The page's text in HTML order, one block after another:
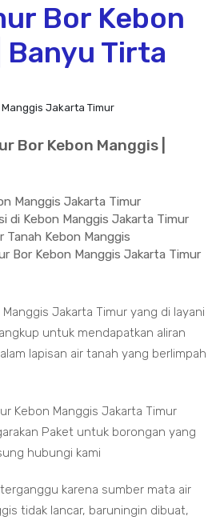
Bor Kebon
Banyu Tirta
Jakarta Timur
Bor Kebon Manggis |
Manggis Jakarta Timur
di Kebon Manggis Jakarta Timur
Tanah Kebon Manggis
Bor Kebon Manggis Jakarta Timur
Jakarta Timur yang di layani
untuk mendapatkan aliran
lapisan air tanah yang berlimpah
Kebon Manggis Jakarta Timur
Paket untuk borongan yang
hubungi kami
karena sumber mata air
tidak lancar, baruningin dibuat,